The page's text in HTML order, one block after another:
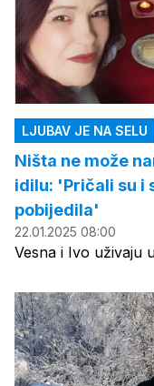
LJUBAV JE NA SELU
Ništa ne može
idilu: 'Pričali su i
pobijedila'
22.01.2025 08:00
Vesna i Ivo uživaju